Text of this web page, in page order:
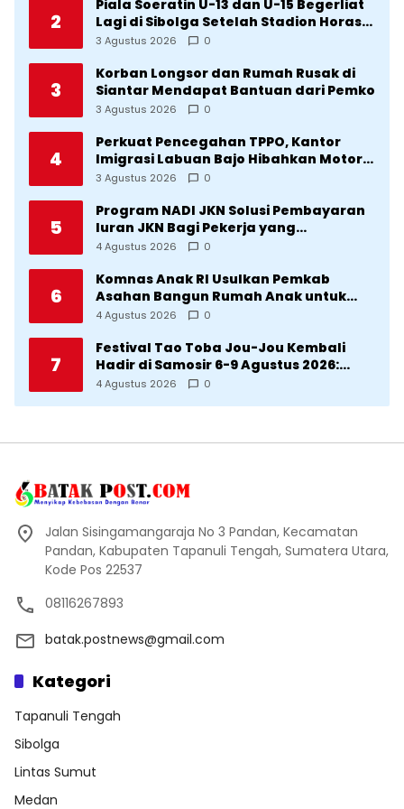
2
Piala Soeratin U-13 dan U-15 Begerliat
Lagi di Sibolga Setelah Stadion Horas
Direvitalisasi Wali Kota
3 Agustus 2026 0
3
Korban Longsor dan Rumah Rusak di
Siantar Mendapat Bantuan dari Pemko
3 Agustus 2026 0
4
Perkuat Pencegahan TPPO, Kantor
Imigrasi Labuan Bajo Hibahkan Motor
Operasional ke Lima Desa di
3 Agustus 2026 0
5
Program NADI JKN Solusi Pembayaran
Iuran JKN Bagi Pekerja yang
Penghasilannya Tidak Tetap
4 Agustus 2026 0
6
Komnas Anak RI Usulkan Pemkab
Asahan Bangun Rumah Anak untuk
Korban Kekerasan
4 Agustus 2026 0
7
Festival Tao Toba Jou-Jou Kembali
Hadir di Samosir 6-9 Agustus 2026:
Datang Saksikan Kemeriahan dan Raih
4 Agustus 2026 0
Jalan Sisingamangaraja No 3 Pandan, Kecamatan
Pandan, Kabupaten Tapanuli Tengah, Sumatera Utara,
Kode Pos 22537
08116267893
batak.postnews@gmail.com
Kategori
Tapanuli Tengah
Sibolga
Lintas Sumut
Medan